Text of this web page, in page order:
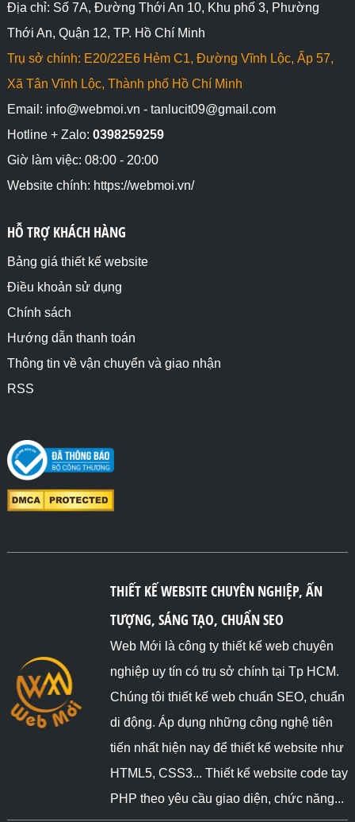
Địa chỉ: Số 7A, Đường Thới An 10, Khu phố 3, Phường
Thới An, Quận 12, TP. Hồ Chí Minh
Trụ sở chính: E20/22E6 Hẻm C1, Đường Vĩnh Lộc, Ấp 57,
Xã Tân Vĩnh Lộc, Thành phố Hồ Chí Minh
Email: info@webmoi.vn - tanlucit09@gmail.com
Hotline + Zalo: 0398259259
Giờ làm việc: 08:00 - 20:00
Website chính: https://webmoi.vn/
HỖ TRỢ KHÁCH HÀNG
Bảng giá thiết kế website
Điều khoản sử dụng
Chính sách
Hướng dẫn thanh toán
Thông tin về vận chuyển và giao nhận
RSS
THIẾT KẾ WEBSITE CHUYÊN NGHIỆP, ẤN
TƯỢNG, SÁNG TẠO, CHUẨN SEO
Web Mới là công ty thiết kế web chuyên
nghiệp uy tín có trụ sở chính tại Tp HCM.
Chúng tôi thiết kế web chuẩn SEO, chuẩn
di động. Áp dụng những công nghệ tiên
tiến nhất hiện nay để thiết kế website như
HTML5, CSS3... Thiết kế website code tay
PHP theo yêu cầu giao diện, chức năng...